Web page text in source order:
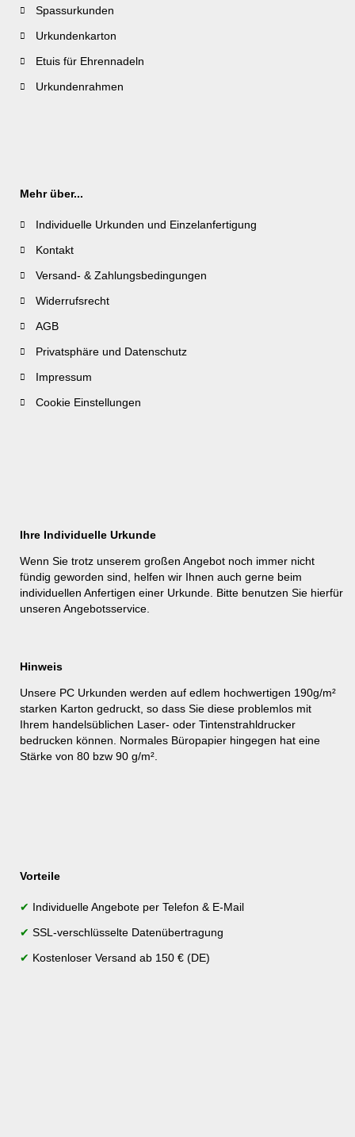
Spassurkunden
Urkundenkarton
Etuis für Ehrennadeln
Urkundenrahmen
Mehr über...
Individuelle Urkunden und Einzelanfertigung
Kontakt
Versand- & Zahlungsbedingungen
Widerrufsrecht
AGB
Privatsphäre und Datenschutz
Impressum
Cookie Einstellungen
Ihre Individuelle Urkunde
Wenn Sie trotz unserem großen Angebot noch immer nicht
fündig geworden sind, helfen wir Ihnen auch gerne beim
individuellen Anfertigen einer Urkunde. Bitte benutzen Sie hierfür
unseren Angebotsservice
Hinweis
Unsere PC Urkunden werden auf edlem hochwertigen 190g/m²
starken Karton gedruckt, so dass Sie diese problemlos mit
Ihrem handelsüblichen Laser- oder Tintenstrahldrucker
bedrucken können. Normales Büropapier hingegen hat eine
Stärke von 80 bzw 90 g/m².
Vorteile
✔ Individuelle Angebote per Telefon & E-Mail
✔ SSL-verschlüsselte Datenübertragung
✔ Kostenloser Versand ab 150 € (DE)